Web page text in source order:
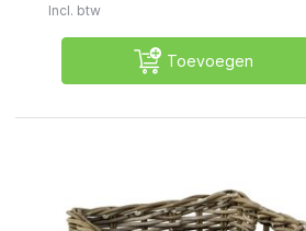
Incl. btw
Toevoegen